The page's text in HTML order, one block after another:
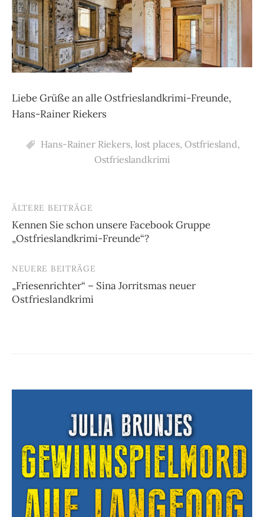
Liebe Grüße an alle Ostfrieslandkrimi-Freunde,
Hans-Rainer Riekers
Hans-Rainer Riekers, lost places, Ostfriesland,
Ostfrieslandkrimi
Beitragsnavigation
ÄLTERE BEITRÄGE
Kennen Sie schon unsere Facebook Gruppe
„Ostfrieslandkrimi-Freunde“?
NEUERE BEITRÄGE
„Friesenrichter“ – Sina Jorritsmas neuer
Ostfrieslandkrimi